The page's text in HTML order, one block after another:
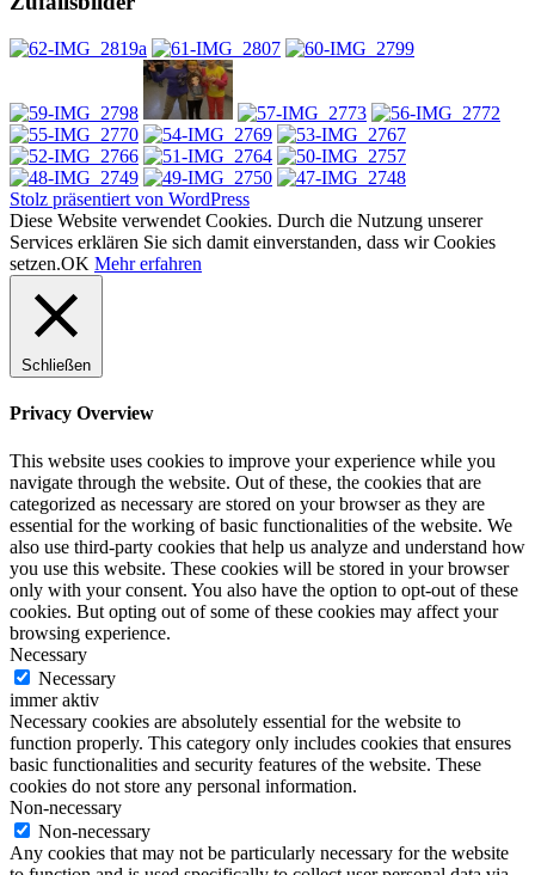
Stolz präsentiert von WordPress
Diese Website verwendet Cookies. Durch die Nutzung unserer
Services erklären Sie sich damit einverstanden, dass wir Cookies
setzen.OK Mehr erfahren
Schließen
Privacy Overview
This website uses cookies to improve your experience while you
navigate through the website. Out of these, the cookies that are
categorized as necessary are stored on your browser as they are
essential for the working of basic functionalities of the website. We
also use third-party cookies that help us analyze and understand how
you use this website. These cookies will be stored in your browser
only with your consent. You also have the option to opt-out of these
cookies. But opting out of some of these cookies may affect your
browsing experience.
Necessary
Necessary
immer aktiv
Necessary cookies are absolutely essential for the website to
function properly. This category only includes cookies that ensures
basic functionalities and security features of the website. These
cookies do not store any personal information.
Non-necessary
Non-necessary
Any cookies that may not be particularly necessary for the website